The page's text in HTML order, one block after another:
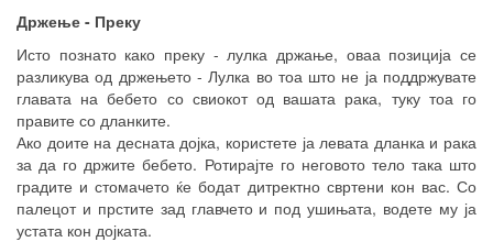
Држење - Преку
Исто познато како преку - лулка држање, оваа позиција се
разликува од држењето - Лулка во тоа што не ја поддржувате
главата на бебето со свиокот од вашата рака, туку тоа го
правите со дланките.
Ако доите на десната дојка, користете ја левата дланка и рака
за да го држите бебето. Ротирајте го неговото тело така што
градите и стомачето ќе бодат дитректно свртени кон вас. Со
палецот и прстите зад главчето и под ушињата, водете му ја
устата кон дојката.